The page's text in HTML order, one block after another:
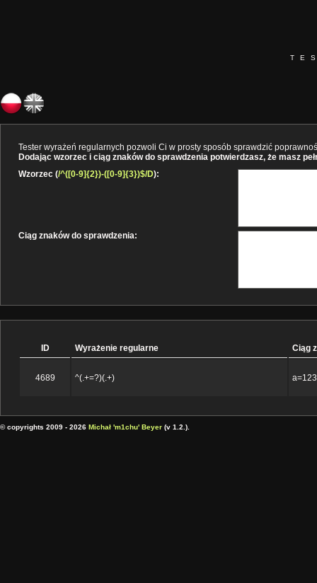
Tester wyrażeń regularnych pozwoli Ci w prosty sposób sprawdzić
Dodając wzorzec i ciąg znaków do sprawdzenia potwierdzasz, że masz
Wzorzec (/^([0-9]{2})-([0-9]{3})$/D):
Ciąg znaków do sprawdzenia:
ID Wyrażenie regularne Ciąg
4689 ^(.+=?)(.+)
© copyrights 2009 - 2026 Michał 'm1chu' Beyer (v 1.2.).